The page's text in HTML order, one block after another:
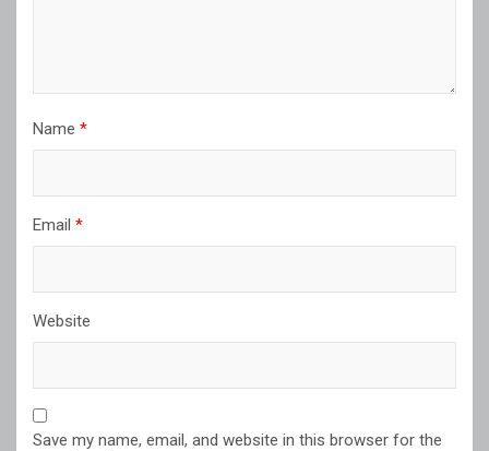
Name *
Email *
Website
Save my name, email, and website in this browser for the